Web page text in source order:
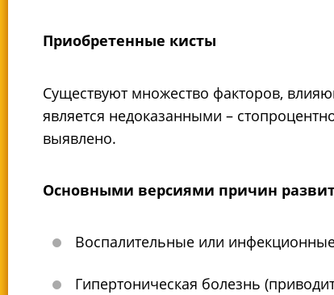
Приобретенные кисты
Существуют множество факторов,
является недоказанными –
выявлено.
Основными версиями причин
Воспалительные или
Гипертоническая болезнь